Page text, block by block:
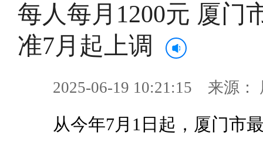
每人每月1200元 厦门
准7月起上调
2025-06-19 10:21:15 来源：
从今年7月1日起，厦门市最